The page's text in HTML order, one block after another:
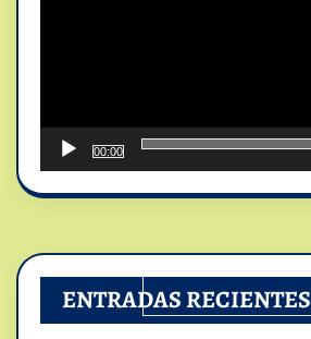
00:00
ENTRADAS RECIENTES